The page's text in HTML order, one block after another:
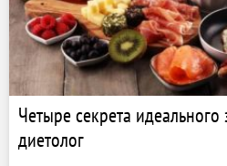
Четыре секрета идеального
диетолог